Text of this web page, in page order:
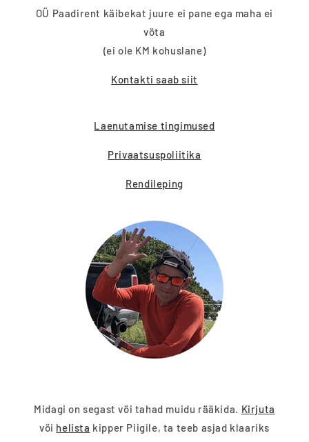
OÜ Paadirent käibekat juure ei pane ega maha ei
vöta
(ei ole KM kohuslane)
Kontakti saab siit
Laenutamise tingimused
Privaatsuspoliitika
Rendileping
Midagi on segast vöi tahad muidu rääkida. Kirjuta
vöi helista kipper Piigile, ta teeb asjad klaariks